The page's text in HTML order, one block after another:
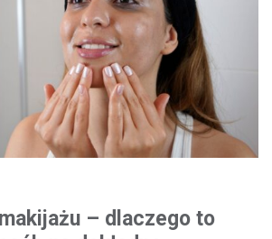
– dlaczego to